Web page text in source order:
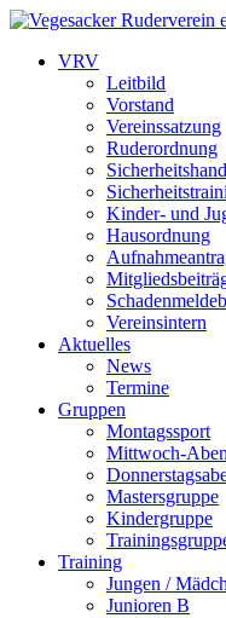
VRV
Leitbild
Vorstand
Vereinssatzung
Ruderordnung
Kinder- und
Hausordnung
Vereinsintern
Aktuelles
News
Termine
Gruppen
Montagssport
Mittwoch-
Mastersgruppe
Kindergruppe
Training
Jungen /
Junioren B